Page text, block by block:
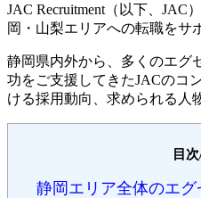
JAC Recruitment（以下、JAC
岡・山梨エリアへの転職をサ
静岡県内外から、多くのエグ
功をご支援してきたJACのコ
ける採用動向、求められる人
目
静岡エリア全体のエ